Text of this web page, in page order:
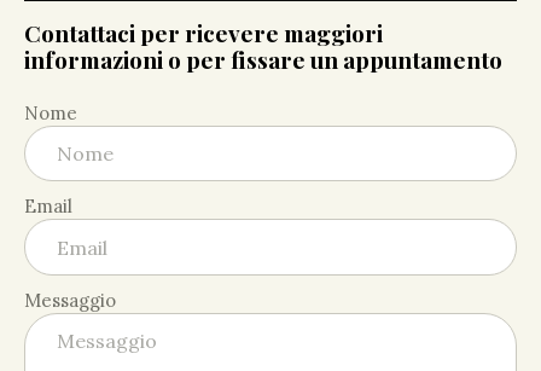
Contattaci per ricevere maggiori
informazioni o per fissare un appuntamento
Nome
Email
Messaggio